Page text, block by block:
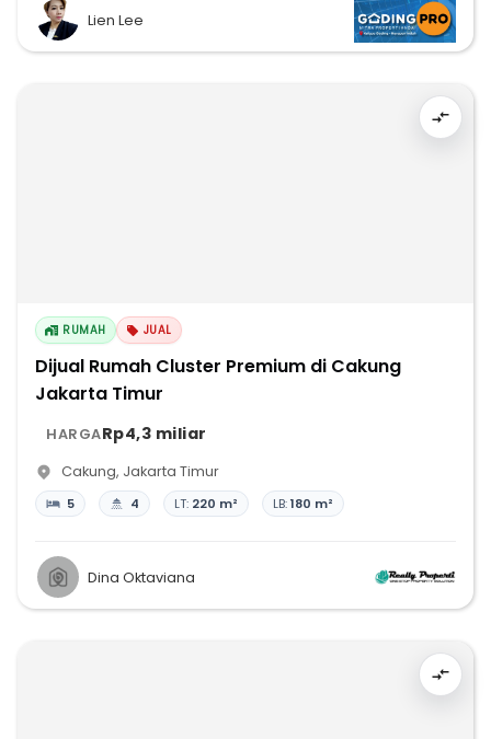
Lien Lee
RUMAH JUAL
Dijual Rumah Cluster Premium di Cakung
Jakarta Timur
HARGARp4,3 miliar
Cakung, Jakarta Timur
5 4 LT: 220 m² LB:180 m²
Dina Oktaviana